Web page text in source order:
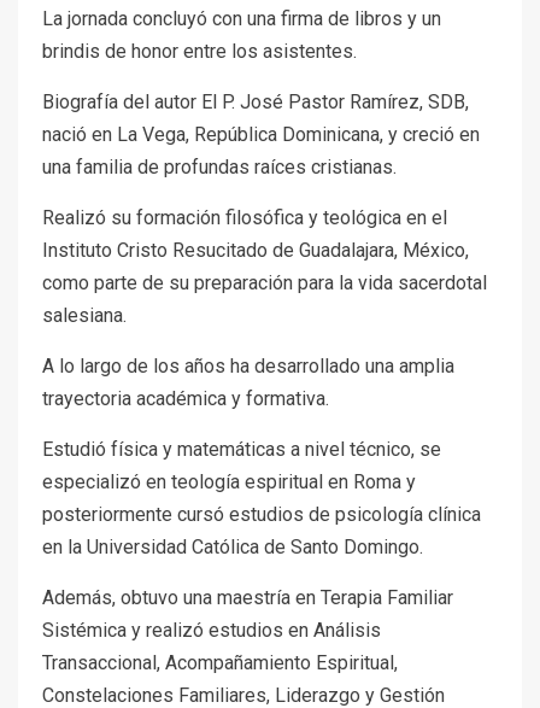
La jornada concluyó con una firma de libros y un
brindis de honor entre los asistentes.
Biografía del autor El P. José Pastor Ramírez, SDB,
nació en La Vega, República Dominicana, y creció en
una familia de profundas raíces cristianas.
Realizó su formación filosófica y teológica en el
Instituto Cristo Resucitado de Guadalajara, México,
como parte de su preparación para la vida sacerdotal
salesiana.
A lo largo de los años ha desarrollado una amplia
trayectoria académica y formativa.
Estudió física y matemáticas a nivel técnico, se
especializó en teología espiritual en Roma y
posteriormente cursó estudios de psicología clínica
en la Universidad Católica de Santo Domingo.
Además, obtuvo una maestría en Terapia Familiar
Sistémica y realizó estudios en Análisis
Transaccional, Acompañamiento Espiritual,
Constelaciones Familiares, Liderazgo y Gestión